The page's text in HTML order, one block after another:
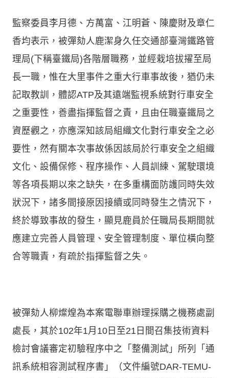
監察委員李月德、方萬富、江明蒼、陳慶財及章仁
香均表示，被彈劾人鹿潔身久任交通部臺灣鐵路管
理局(下稱臺鐵局)各階層職務，並經栽培拔擢至局
長一職，惟在大里事件之重大行車事故後，猶仍未
記取教訓，體認ATP及其遠端監視系統對行車安全
之重要性，善盡指揮監督之責，且由任職臺鐵局之
資歷觀之，亦應深知該局組織文化對行車安全之必
要性，然有關本次事故係因該局於行車安全之組織
文化、設備保修、程序操作、人員訓練、駕駛環境
等各項長期以來之缺失，在多重構面防護同時失效
狀況下，諸多間接原因接續或同時發生之情況下，
終於導致事故的發生，顯見鹿員於任職局長期間就
應建立完善人員管理、安全管理制度、單位橫向整
合等職責，有疏於指揮監督之失。
被彈劾人柳燦煌為本案電聯車辦理採購之機務處副
處長，其於102年1月10日至21日間召集技術資料
檢討會議審定初驗程序中之「整備測試」所列「通
訊系統相容測試程序書」（文件編號DAR-TEMU-